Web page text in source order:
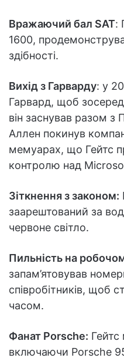
Вражаючий бал SAT:
1600,
здібності.
Вихід з Гарварду: у
Гарвард, щоб
він заснував разом
Аллен покинув
мемуарах, що Гейтс
контролю над
Зіткнення з законом:
заарештований за
червоне світло.
Пильність на
запам’ятовував
співробітників, щоб
часом.
Фанат Porsche:
включаючи Porsche